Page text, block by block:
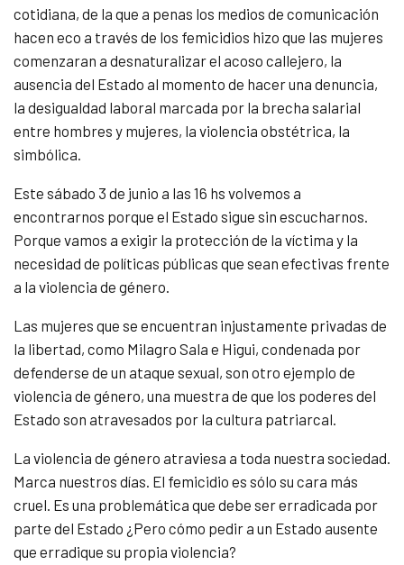
cotidiana, de la que a penas los medios de comunicación
hacen eco a través de los femicidios hizo que las mujeres
comenzaran a desnaturalizar el acoso callejero, la
ausencia del Estado al momento de hacer una denuncia,
la desigualdad laboral marcada por la brecha salarial
entre hombres y mujeres, la violencia obstétrica, la
simbólica.
Este sábado 3 de junio a las 16 hs volvemos a
encontrarnos porque el Estado sigue sin escucharnos.
Porque vamos a exigir la protección de la víctima y la
necesidad de políticas públicas que sean efectivas frente
a la violencia de género.
Las mujeres que se encuentran injustamente privadas de
la libertad, como Milagro Sala e Higui, condenada por
defenderse de un ataque sexual, son otro ejemplo de
violencia de género, una muestra de que los poderes del
Estado son atravesados por la cultura patriarcal.
La violencia de género atraviesa a toda nuestra sociedad.
Marca nuestros días. El femicidio es sólo su cara más
cruel. Es una problemática que debe ser erradicada por
parte del Estado ¿Pero cómo pedir a un Estado ausente
que erradique su propia violencia?